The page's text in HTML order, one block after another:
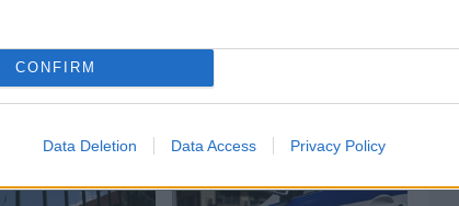
CONFIRM
Data Deletion Data Access Privacy Policy
ΚΟΙΝΩΝΙΑ